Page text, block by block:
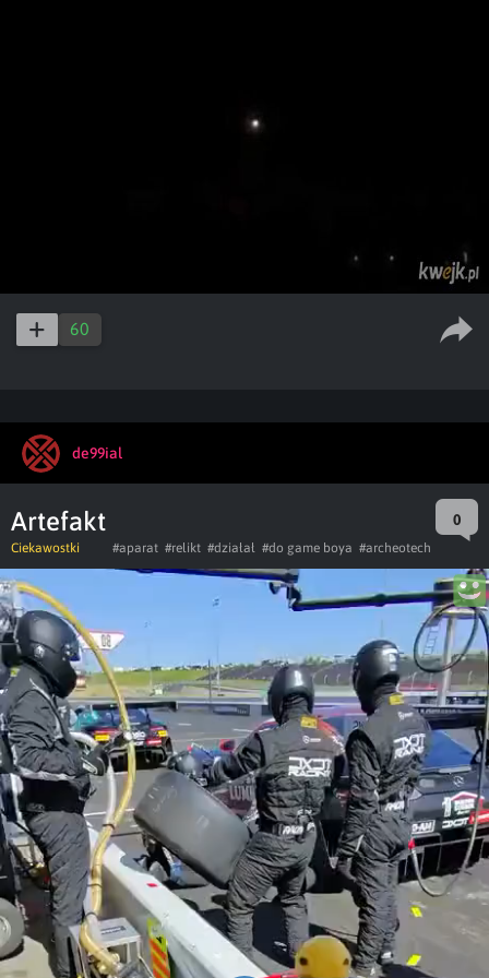
60
de99ial
Artefakt 0
Ciekawostki #aparat #relikt #działał #do game boya #archeotech